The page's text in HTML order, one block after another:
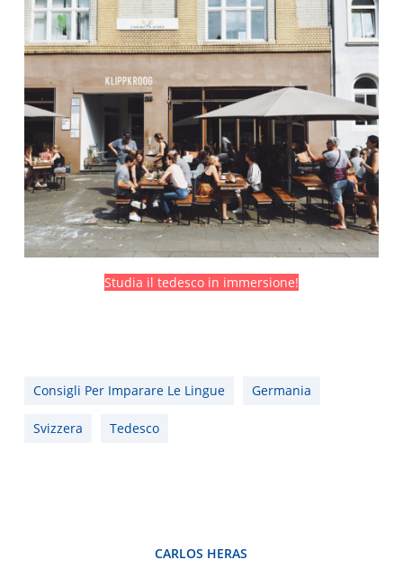
Studia il tedesco in immersione!
Consigli Per Imparare Le Lingue Germania
Svizzera Tedesco
CARLOS HERAS